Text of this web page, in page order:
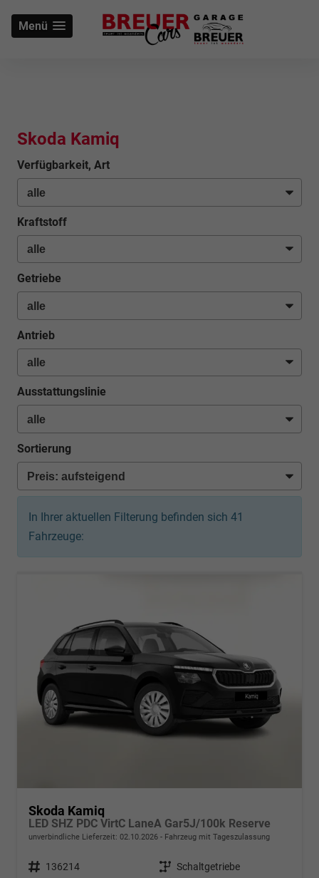
Menü
Skoda Kamiq
Verfügbarkeit, Art
Kraftstoff
Getriebe
Antrieb
Ausstattungslinie
Sortierung
In Ihrer aktuellen Filterung befinden sich 41
Fahrzeuge:
Skoda Kamiq
LED SHZ PDC VirtC LaneA Gar5J/100k Reserve
unverbindliche Lieferzeit: 02.10.2026 Fahrzeug mit Tageszulassung
Fahrzeugnr. 136214 Getriebe Schaltgetriebe